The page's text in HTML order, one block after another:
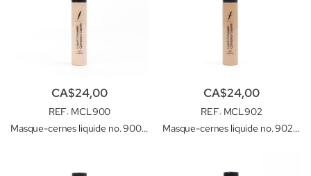
REF: MCL900
Masque-cernes liquide no. 900 Extra Light
CA$24,00
REF: MCL902
Masque-cernes liquide no. 902 Porcelain
CA$24,00